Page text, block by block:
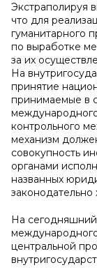
Экстраполируя
что для
гуманитарного
по выработке
за их
На
принятие
принимаемые в
контрольного
механизм
совокупность
органами
названных
законодательно
На
центральной